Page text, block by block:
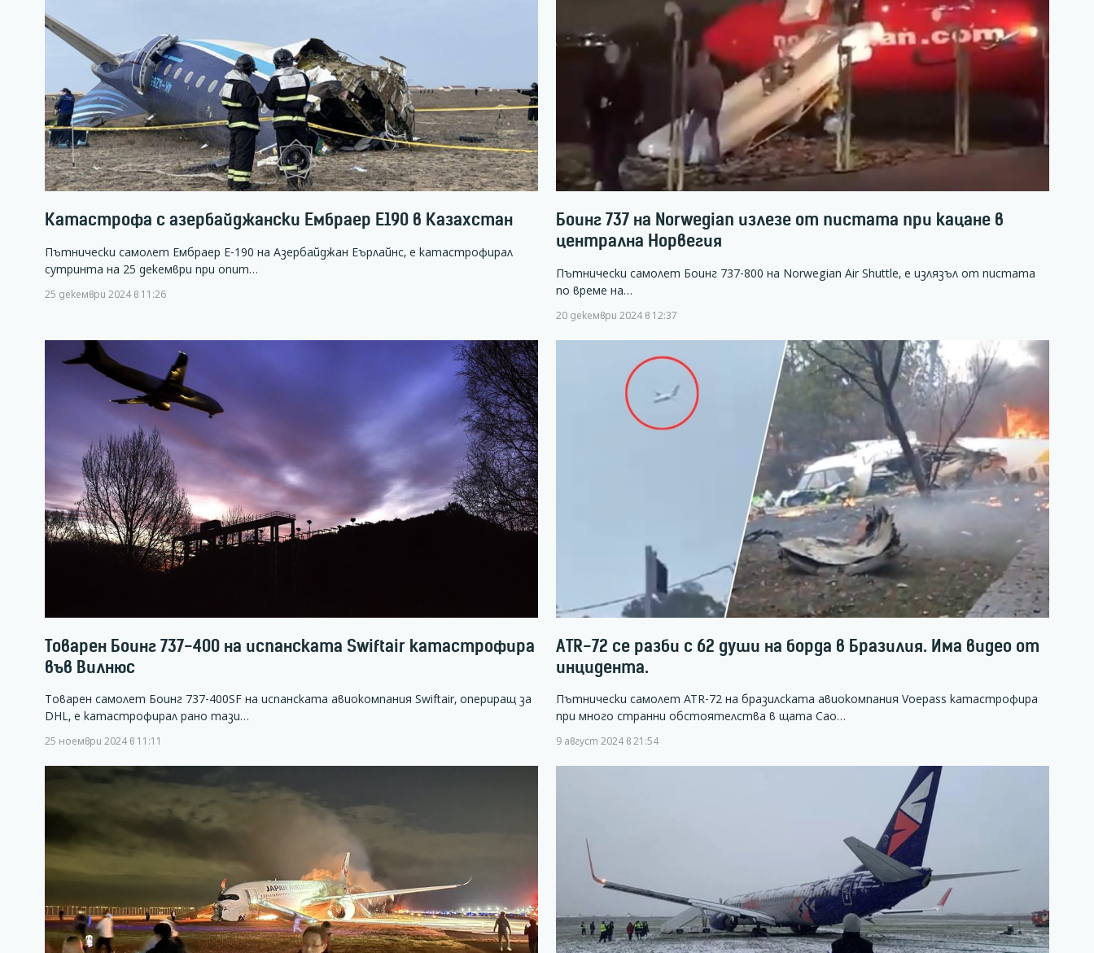
Катастрофа с азербайджански Ембраер Е190 в Казахстан
Пътнически самолет Ембраер Е-190 на Азербайджан Еърлайнс, е катастрофирал
сутринта на 25 декември при опит…
25 декември 2024 в 11:26
Боинг 737 на Norwegian излезе от пистата при кацане в
централна Норвегия
Пътнически самолет Боинг 737-800 на Norwegian Air Shuttle, е излязъл от пистата
по време на…
20 декември 2024 в 12:37
Товарен Боинг 737-400 на испанската Swiftair катастрофира
във Вилнюс
Товарен самолет Боинг 737-400SF на испанската авиокомпания Swiftair, опериращ за
DHL, е катастрофирал рано тази…
25 ноември 2024 в 11:11
ATR-72 се разби с 62 души на борда в Бразилия. Има видео от
инцидента.
Пътнически самолет ATR-72 на бразилската авиокомпания Voepass катастрофира
при много странни обстоятелства в щата Сао…
9 август 2024 в 21:54